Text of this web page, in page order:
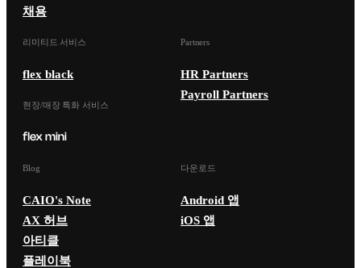
채용
리미티드 서비스
flex black
현장/매장 특화 서비스
Partners
HR Partners
Payroll Partners
Blog
CAIO's Note
AX 허브
아티클
플레이북
다운로드
Android 앱
iOS 앱